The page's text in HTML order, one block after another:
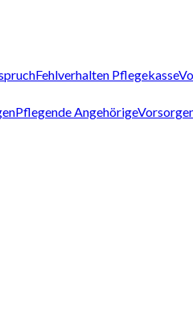
Fehlverhalten Pflegekasse
Pflegende Angehörige